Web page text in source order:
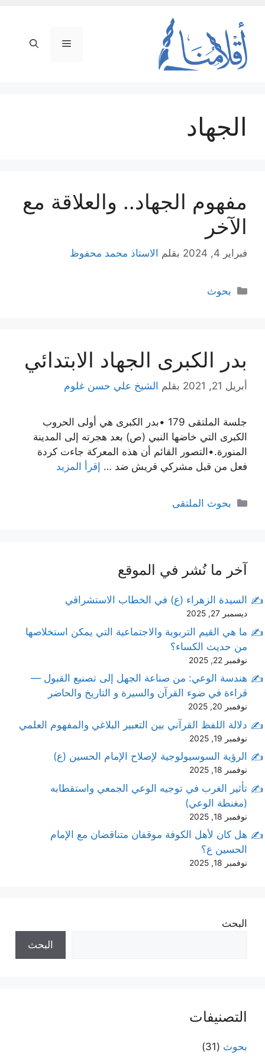
المحتوى
القائمة
الجهاد
مفهوم الجهاد.. والعلاقة مع
الآخر
فبراير 4, 2024 بقلم الاستاذ محمد محفوظ
التصنيفات
بحوث
بدر الكبرى الجهاد الابتدائي
أبريل 21, 2021 بقلم الشيخ علي حسن غلوم
جلسة الملتقى 179 •بدر الكبرى هي أولى الحروب
الكبرى التي خاضها النبي (ص) بعد هجرته إلى المدينة
المنورة.•التصور القائم أن هذه المعركة جاءت كردة
فعل من قبل مشركي قريش ضد … إقرأ المزيد
التصنيفات
بحوث الملتقى
آخر ما نُشر في الموقع
السيدة الزهراء (ع) في الخطاب الاستشراقي
ديسمبر 27, 2025
ما هي القيم التربوية والاجتماعية التي يمكن استخلاصها
من حديث الكساء؟
نوفمبر 22, 2025
هندسة الوعي: من صناعة الجهل إلى تصنيع القبول —
قراءة في ضوء القرآن والسيرة و التاريخ والحاضر
نوفمبر 20, 2025
دلالة اللفظ القرآني بين التعبير البلاغي والمفهوم العلمي
نوفمبر 19, 2025
الرؤية السوسيولوجية لإصلاح الإمام الحسين (ع)
نوفمبر 18, 2025
تأثير الغرب في توجيه الوعي الجمعي واستقطابه
(مغنطة الوعي)
نوفمبر 18, 2025
هل كان لأهل الكوفة موقفان متناقضان مع الإمام
الحسين ع؟
نوفمبر 18, 2025
البحث
البحث
التصنيفات
بحوث (31)